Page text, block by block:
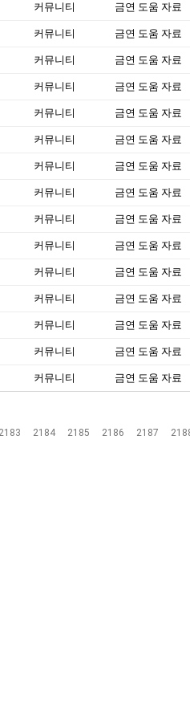
커뮤니티 금연 도움 자료
커뮤니티 금연 도움 자료
커뮤니티 금연 도움 자료
커뮤니티 금연 도움 자료
커뮤니티 금연 도움 자료
커뮤니티 금연 도움 자료
커뮤니티 금연 도움 자료
커뮤니티 금연 도움 자료
커뮤니티 금연 도움 자료
커뮤니티 금연 도움 자료
커뮤니티 금연 도움 자료
커뮤니티 금연 도움 자료
커뮤니티 금연 도움 자료
커뮤니티 금연 도움 자료
커뮤니티 금연 도움 자료
2183 2184 2185 2186 2187